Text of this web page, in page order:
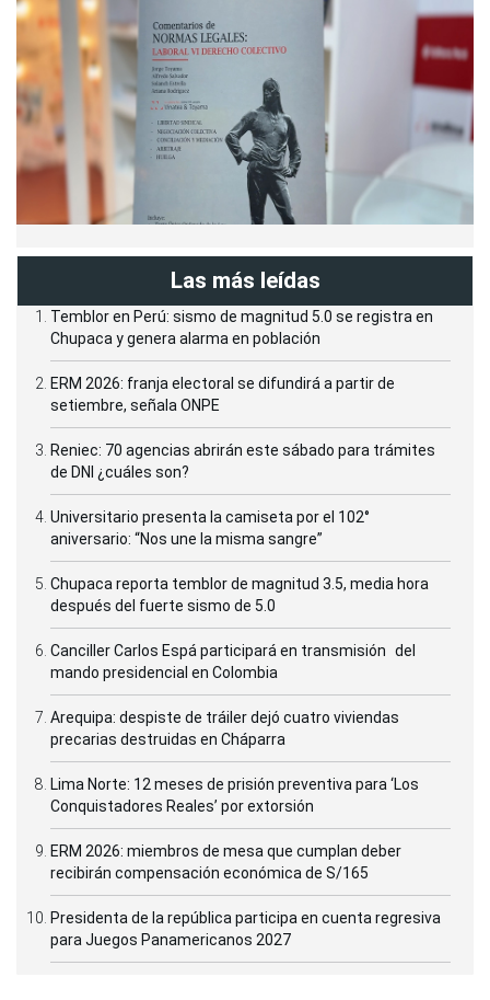
Las más leídas
Temblor en Perú: sismo de magnitud 5.0 se registra en
Chupaca y genera alarma en población
ERM 2026: franja electoral se difundirá a partir de
setiembre, señala ONPE
Reniec: 70 agencias abrirán este sábado para trámites
de DNI ¿cuáles son?
Universitario presenta la camiseta por el 102°
aniversario: “Nos une la misma sangre”
Chupaca reporta temblor de magnitud 3.5, media hora
después del fuerte sismo de 5.0
Canciller Carlos Espá participará en transmisión del
mando presidencial en Colombia
Arequipa: despiste de tráiler dejó cuatro viviendas
precarias destruidas en Cháparra
Lima Norte: 12 meses de prisión preventiva para ‘Los
Conquistadores Reales’ por extorsión
ERM 2026: miembros de mesa que cumplan deber
recibirán compensación económica de S/165
Presidenta de la república participa en cuenta regresiva
para Juegos Panamericanos 2027